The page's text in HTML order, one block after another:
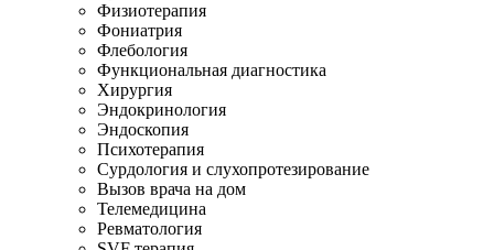
Физиотерапия
Фониатрия
Флебология
Функциональная диагностика
Хирургия
Эндокринология
Эндоскопия
Психотерапия
Сурдология и слухопротезирование
Вызов врача на дом
Телемедицина
Ревматология